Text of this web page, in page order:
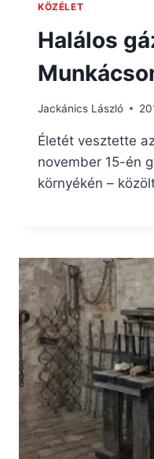
KÖZÉLET
Halálos
Jackánics László
Életét vesztette
november 15-én
környékén –